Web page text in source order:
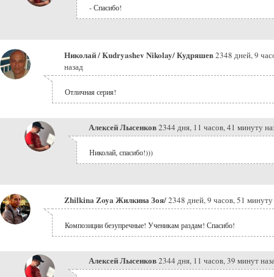
- Спасибо!
Николай / Kudryashev Nikolay/ Кудряшев2348 дней, 9
назад
Отличная серия!
Алексей Лысенков2344 дня, 11 часов, 41 минуту
Николай, спасибо!)))
Zhilkina Zoya Жилкина Зоя/2348 дней, 9 часов, 51 минуту
Композиции безупречные! Ученикам раздам! Спасибо!
Алексей Лысенков2344 дня, 11 часов, 39 минут